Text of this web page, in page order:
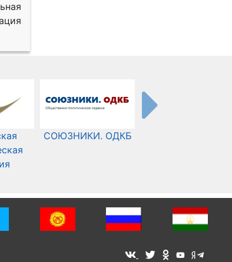
СОЮЗНИКИ. ОДКБ